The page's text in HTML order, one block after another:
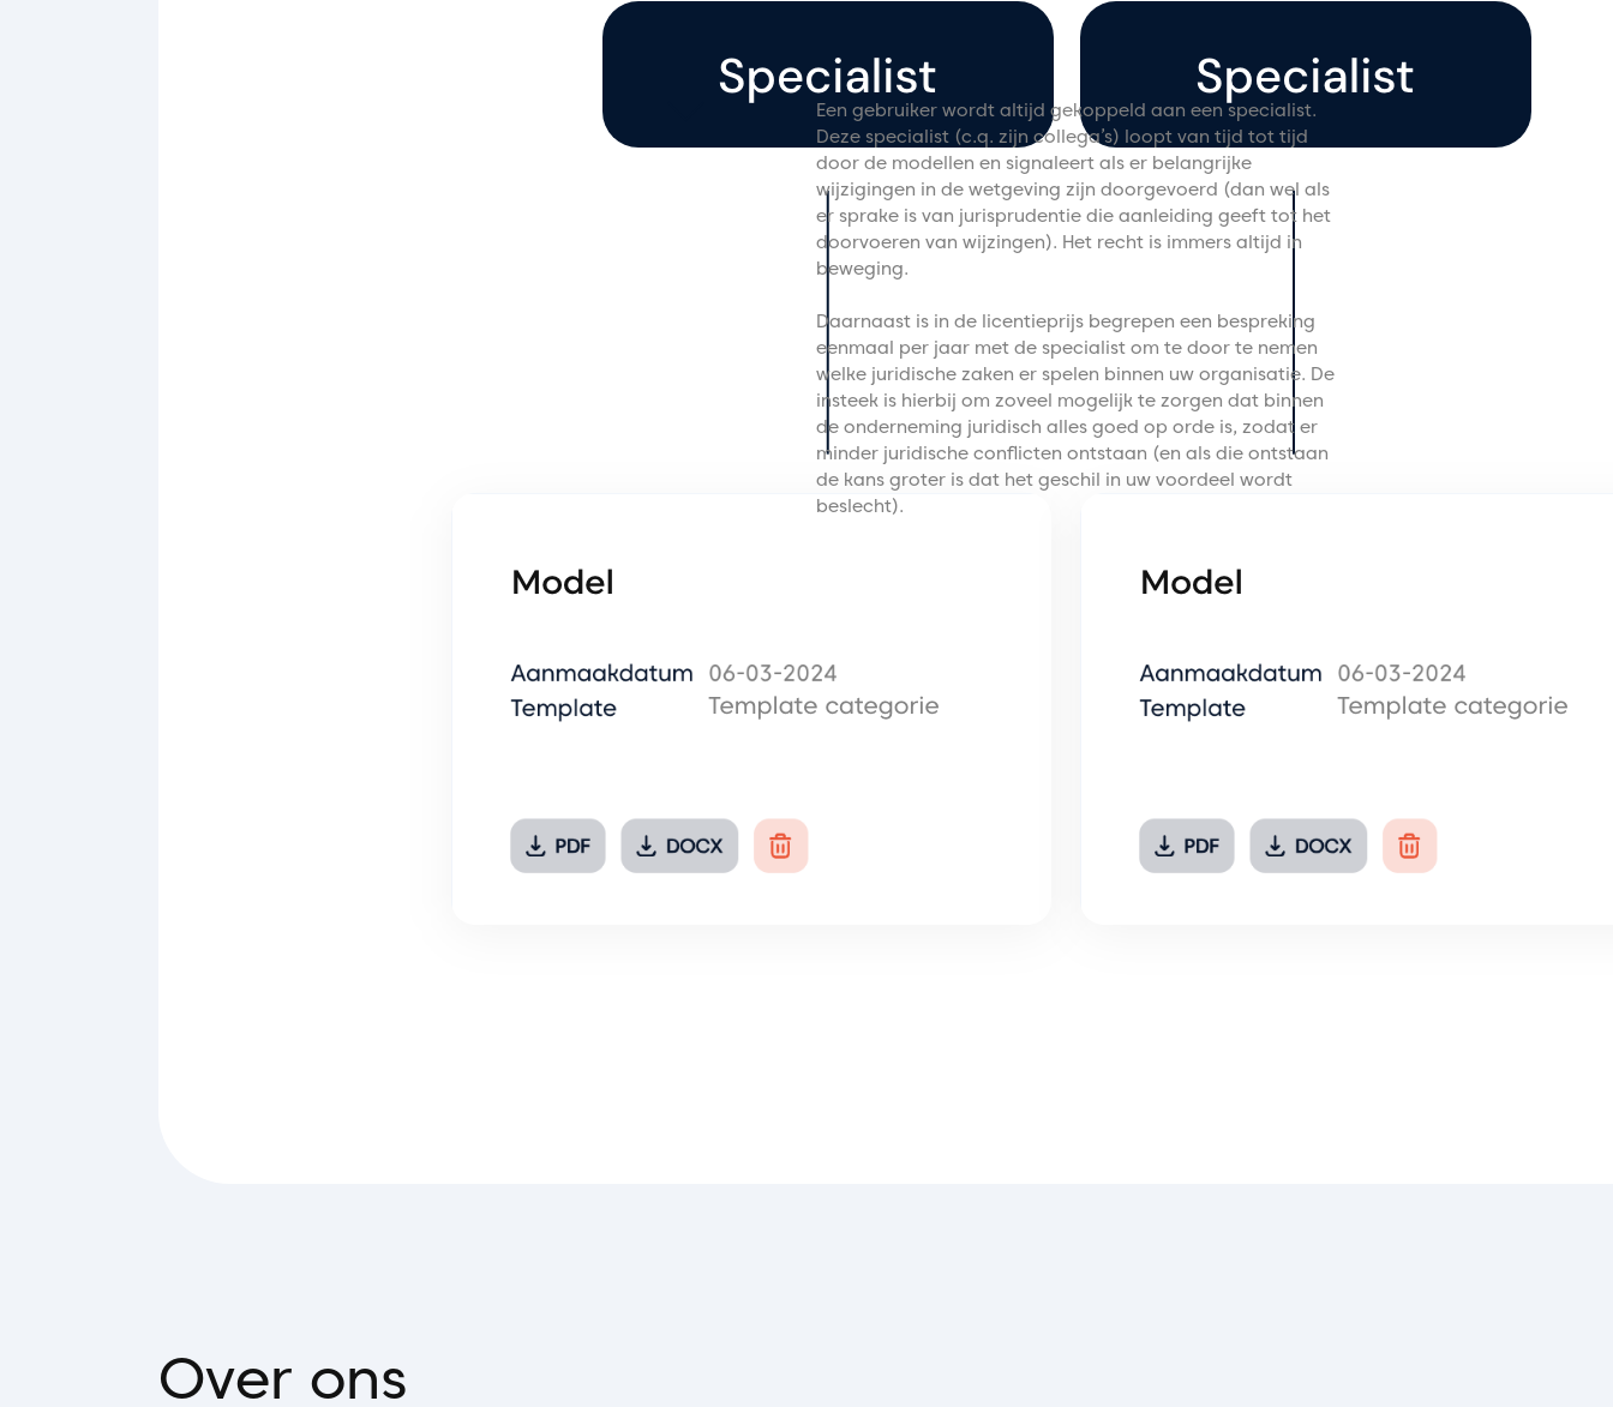
Een gebruiker wordt altijd gekoppeld aan een specialist.
Deze specialist (c.q. zijn collega’s) loopt van tijd tot tijd
door de modellen en signaleert als er belangrijke
wijzigingen in de wetgeving zijn doorgevoerd (dan wel als
er sprake is van jurisprudentie die aanleiding geeft tot het
doorvoeren van wijzingen). Het recht is immers altijd in
beweging.
Daarnaast is in de licentieprijs begrepen een bespreking
eenmaal per jaar met de specialist om te door te nemen
welke juridische zaken er spelen binnen uw organisatie. De
insteek is hierbij om zoveel mogelijk te zorgen dat binnen
de onderneming juridisch alles goed op orde is, zodat er
minder juridische conflicten ontstaan (en als die ontstaan
de kans groter is dat het geschil in uw voordeel wordt
beslecht).
Over ons